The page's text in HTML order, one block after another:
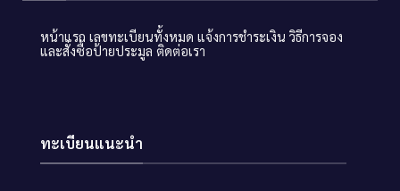
หน้าแรก เลขทะเบียนทั้งหมด แจ้งการชำระเงิน วิธีการจอง
และสั่งซื้อป้ายประมูล ติดต่อเรา
ทะเบียนแนะนำ